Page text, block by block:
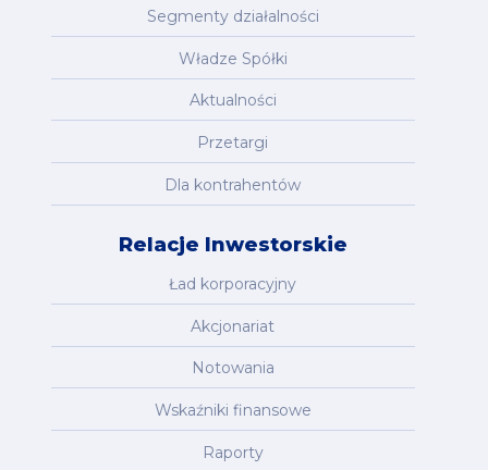
Segmenty działalności
Władze Spółki
Aktualności
Przetargi
Dla kontrahentów
Relacje Inwestorskie
Ład korporacyjny
Akcjonariat
Notowania
Wskaźniki finansowe
Raporty